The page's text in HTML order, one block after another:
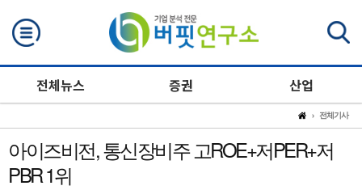
전체뉴스 증권 산업
전체기사
아이즈비전, 통신장비주 고ROE+저PER+저
PBR 1위
검색